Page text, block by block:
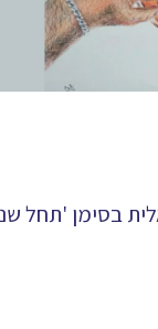
בסימן 'תחל